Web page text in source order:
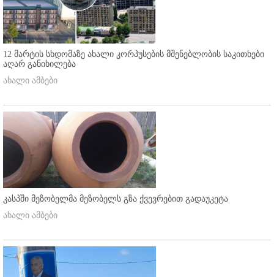
12 მარტის სხდომაზე ახალი კორპუსების მშენებლობის საკითხები
აღარ განიხილება
ახალი ამბები
კასპში მეზობელმა მეზობელს გზა ქვევრებით გადაუკეტა
ახალი ამბები